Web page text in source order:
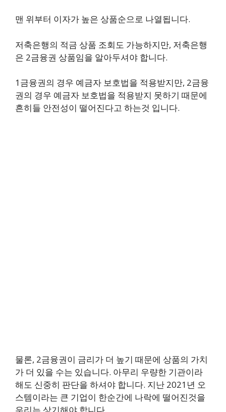
맨 위부터 이자가 높은 상품순으로 나열됩니다.
저축은행의 적금 상품 조회도 가능하지만, 저축은행
은 2금융권 상품임을 알아두셔야 합니다.
1금융권의 경우 예금자 보호법을 적용받지만, 2금융
권의 경우 예금자 보호법을 적용받지 못하기 때문에
흔히들 안전성이 떨어진다고 하는것 입니다.
물론, 2금융권이 금리가 더 높기 때문에 상품의 가치
가 더 있을 수는 있습니다. 아무리 우량한 기관이라
해도 신중히 판단을 하셔야 합니다. 지난 2021년 오
스템이라는 큰 기업이 한순간에 나락에 떨어진것을
우리는 상기해야 합니다.